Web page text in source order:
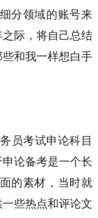
分领域的账号来
际，将自己总结
和我一样想白手
员考试申论科目
论备考是一个长
的素材，当时就
些热点和评论文